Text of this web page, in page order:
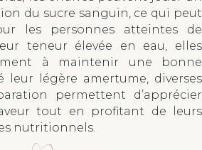
du sucre sanguin, ce qui peut
les personnes atteintes de
teneur élevée en eau, elles
à maintenir une bonne
leur légère amertume, diverses
permettent d’apprécier
tout en profitant de leurs
nutritionnels.